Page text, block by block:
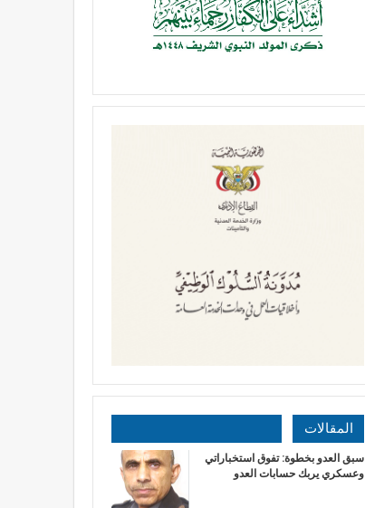
المقالات
سبق العدو بخطوة: تفوق استخباراتي
وعسكري يربك حسابات العدو